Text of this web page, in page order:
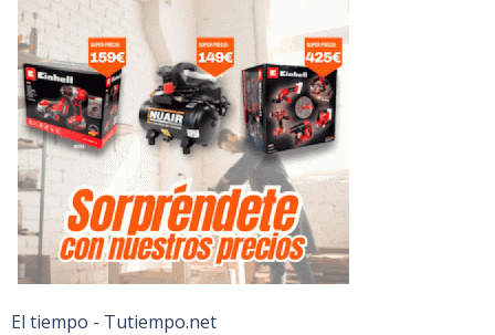
El tiempo - Tutiempo.net